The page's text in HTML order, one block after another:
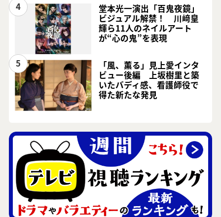
4
堂本光一演出「百鬼夜鏡」
ビジュアル解禁！ 川﨑皇
輝ら11人のネイルアート
が“心の鬼”を表現
5
「風、薫る」見上愛インタ
ビュー後編 上坂樹里と築
いたバディ感、看護師役で
得た新たな発見